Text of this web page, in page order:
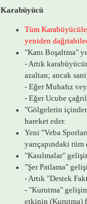
Karabüyücü
Tüm
yeniden
"Kanı Boşaltma"
- Artık
azaltan; ancak
- Eğer Muhafız
- Eğer Ucube
"Gölgelerin
hareket eder.
Yeni "Veba
yarıçapındaki
"Kasılmalar"
"Şer Patlama"
- Artık "Destek
- "Kurutma"
etkinin (Kurutma)